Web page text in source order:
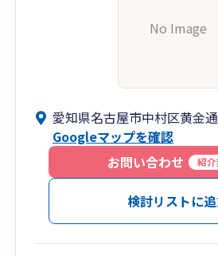
No Image
愛知県名古屋市中村区黄金
Googleマップを確認
お問い合わせ
紹
検討リストに